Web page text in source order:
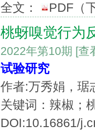
全文：
PDF （
桃蚜嗅觉行为
2022年第10期 [查
试验研究
作者:万秀娟，琚
关键词：辣椒；
DOI:10.16861/